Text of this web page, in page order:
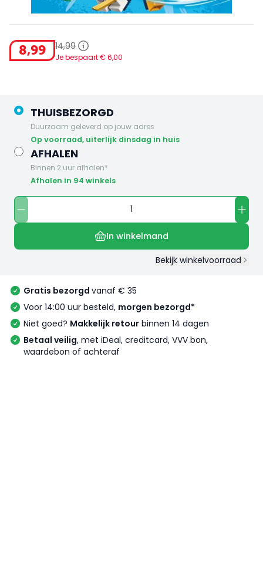
8,99 14,99
Je bespaart € 6,00
THUISBEZORGD
Duurzaam geleverd op jouw adres
op voorraad, uiterlijk dinsdag in huis
AFHALEN
Binnen 2 uur afhalen*
Afhalen in 94 winkels
In winkelmand
Bekijk winkelvoorraad
Gratis bezorgd vanaf € 35
Voor 14:00 uur besteld, morgen bezorgd*
Niet goed? Makkelijk retour binnen 14 dagen
Betaal veilig, met iDeal, creditcard, VVV bon,
waardebon of achteraf